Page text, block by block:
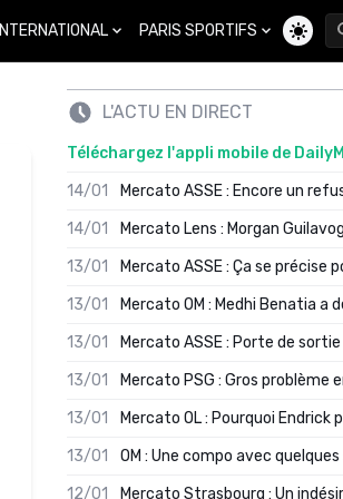
INTERNATIONAL PARIS SPORTIFS
L'ACTU EN DIRECT
Téléchargez l'appli mobile de
14/01
Mercato ASSE : Encore un
14/01
Mercato Lens : Morgan
13/01
Mercato ASSE : Ça se précise
13/01
Mercato OM : Medhi Benatia a
13/01
Mercato ASSE : Porte de
13/01
Mercato PSG : Gros problème
13/01
Mercato OL : Pourquoi Endrick
13/01
OM : Une compo avec
12/01
Mercato Strasbourg : Un